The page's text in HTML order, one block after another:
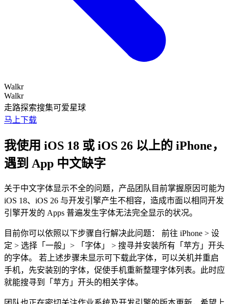
Walkr
Walkr
走路探索搜集可爱星球
马上下载
我使用 iOS 18 或 iOS 26 以上的 iPhone，
遇到 App 中文缺字
关于中文字体显示不全的问题，产品团队目前掌握原因可能为
iOS 18、iOS 26 与开发引擎产生不相容，造成市面以相同开发
引擎开发的 Apps 普遍发生字体无法完全显示的状况。
目前你可以依照以下步骤自行解决此问题： 前往 iPhone > 设
定 > 选择「一般」> 「字体」 > 搜寻并安装所有「苹方」开头
的字体。 若上述步骤未显示可下载此字体，可以关机并重启
手机，先安装别的字体，促使手机重新整理字体列表。此时应
就能搜寻到「苹方」开头的相关字体。